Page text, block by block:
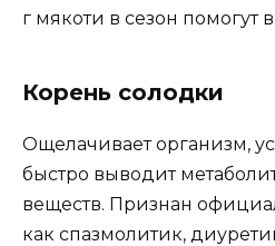
г мякоти в сезон
Корень солодки
Ощелачивает организм,
быстро выводит
веществ. Признан
как спазмолитик,